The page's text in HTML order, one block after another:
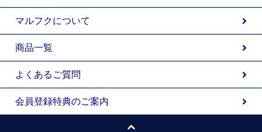
マルフクについて
商品一覧
よくあるご質問
会員登録特典のご案内